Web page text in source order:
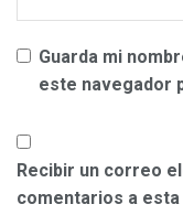
Guarda mi
este navegador
Recibir un correo
comentarios a esta